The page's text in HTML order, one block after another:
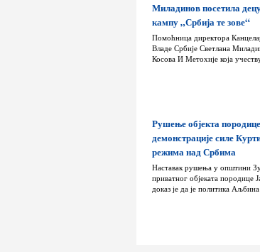
Миладинов посетила
кампу „Србија те зове“
Помоћница директора
Владе Србије Светлана
Косова И Метохије која
Рушење објекта
демонстрације силе
режима над Србима
Наставак рушења у општини
приватног објеката породице
доказ је да је политика